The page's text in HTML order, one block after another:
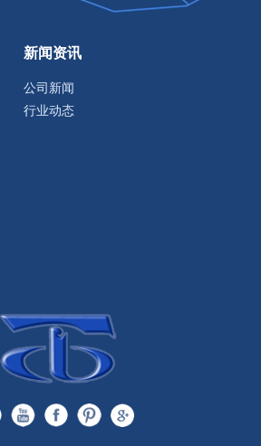
新闻资讯
公司新闻
行业动态